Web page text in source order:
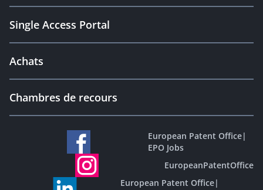
Single Access Portal
Achats
Chambres de recours
European Patent Office|
EPO Jobs
EuropeanPatentOffice
European Patent Office|